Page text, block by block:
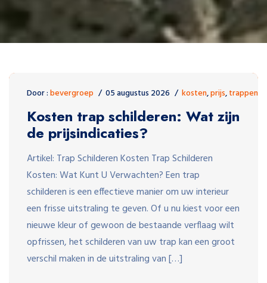
Door :bevergroep 05 augustus 2026 kosten,prijs,trappen
Kosten trap schilderen: Wat zijn
de prijsindicaties?
Artikel: Trap Schilderen Kosten Trap Schilderen
Kosten: Wat Kunt U Verwachten? Een trap
schilderen is een effectieve manier om uw interieur
een frisse uitstraling te geven. Of u nu kiest voor een
nieuwe kleur of gewoon de bestaande verflaag wilt
opfrissen, het schilderen van uw trap kan een groot
verschil maken in de uitstraling van […]